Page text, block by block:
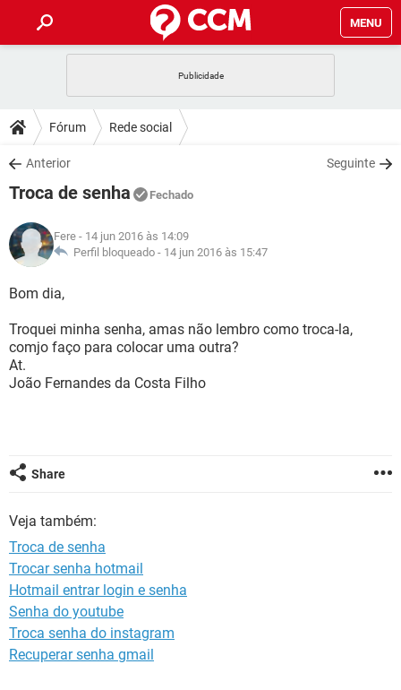
MENU
CELULAR
OUTLOOK
INSTAGRAM
GUIA DE COMPRAS
DICAS
JOGOS
INSTAGRAM
GUIA DE COMPRAS
DOWNLOADS
JOGOS
CELULAR
OUTLOOK EXCEL
INSTAGRAM
JOGOS
CELULAR
OUTLOOK
INSTAGRAM GMAIL
GUIA DE COMPRAS
GLOSSÁRIO
JOGOS
OUTLOOK EXCEL
INSTAGRAM
Fórum Rede social
Anterior Seguinte
Troca de senha Fechado
Fere - 14 jun 2016 às 14:09
Perfil bloqueado - 14 jun 2016 às 15:47
Bom dia,
Troquei minha senha, amas não lembro como troca-la,
comjo faço para colocar uma outra?
At.
João Fernandes da Costa Filho
Share
Veja também:
Troca de senha
Trocar senha hotmail
Hotmail entrar login e senha
Senha do youtube
Troca senha do instagram
Recuperar senha gmail